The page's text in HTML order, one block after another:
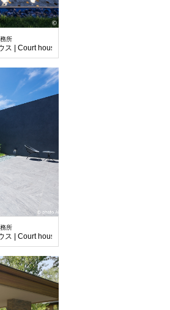
所
ス | Court house in Mozu
所
ス | Court house in Hozu